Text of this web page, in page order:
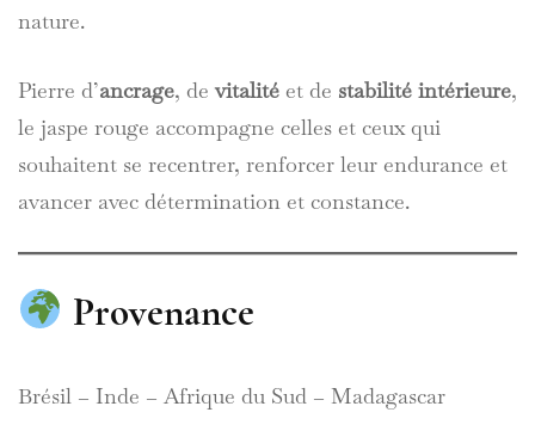
nature.
Pierre d’ancrage, devitalité et de stabilité intérieure,
le jaspe rouge accompagne celles et ceux qui
souhaitent se recentrer, renforcer leur endurance et
avancer avec détermination et constance.
Provenance
Brésil – Inde – Afrique du Sud – Madagascar